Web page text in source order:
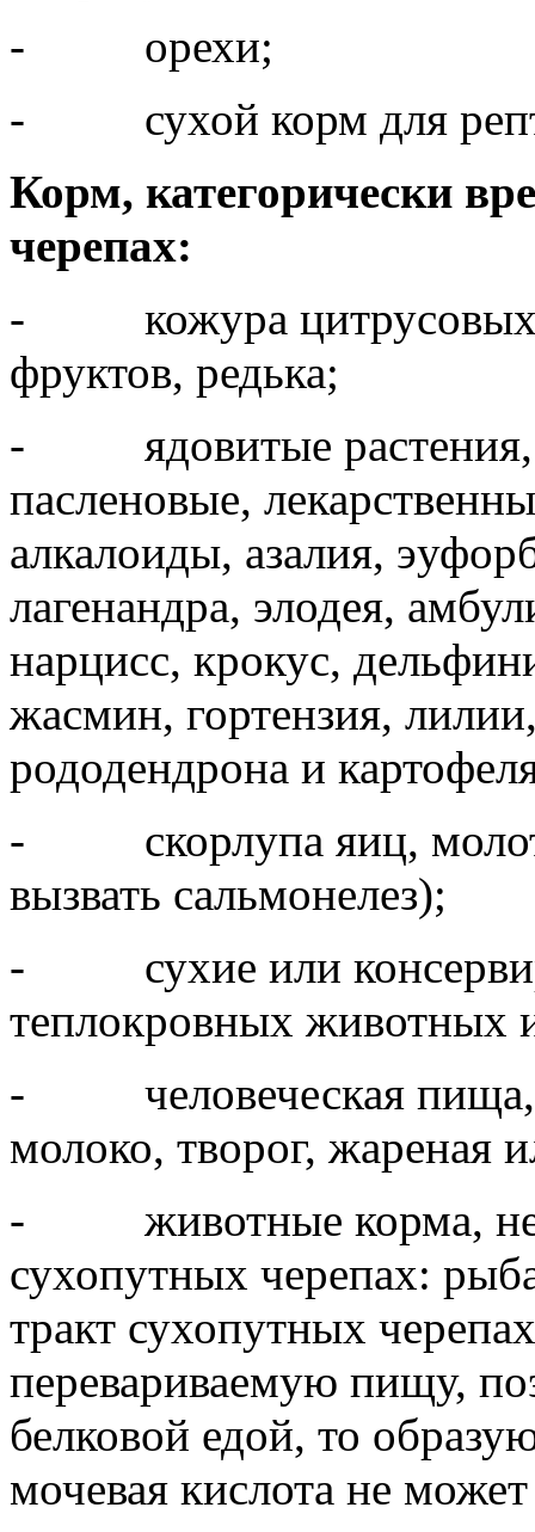
- орехи;
- сухой корм для
Корм, категорически
черепах:
- кожура цитрусовых
фруктов, редька;
- ядовитые растения,
пасленовые,
алкалоиды, азалия,
лагенандра, элодея,
нарцисс, крокус,
жасмин, гортензия,
рододендрона и
- скорлупа яиц,
вызвать сальмонелез);
- сухие или
теплокровных животных
- человеческая пища,
молоко, творог, жареная
- животные корма, не
сухопутных черепах:
тракт сухопутных
перевариваемую пищу,
белковой едой, то
мочевая кислота не